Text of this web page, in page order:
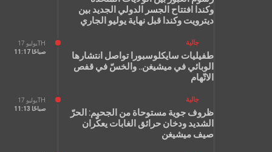
وكندا افتتاح الجسر الدولي الجديد بين
ديترويت وكندا قبل نهاية يوليو الجاري
يوليو 17TH
11:17 صباحًا
جالية
طفيليات سايكلوسبورا تواصل انتشارها
الوبائي في ميشيغن.. والخسّ في قفص
الاتّهام
يوليو 17TH
11:13 صباحًا
جالية
ظروف جوية مستوحاة من الجحيم: الحرّ
الشديد ودخان حرائق الغابات يعكّران
صيف ميشيغن